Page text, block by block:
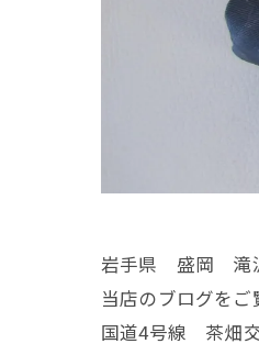
岩手県 盛岡 滝
当店のブログをご
国道4号線 茶畑